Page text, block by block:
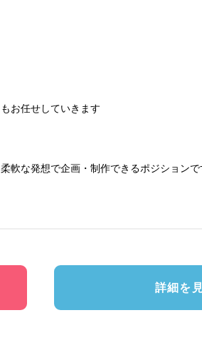
お任せしていきます
軟な発想で企画・制作できるポジションで
詳細を